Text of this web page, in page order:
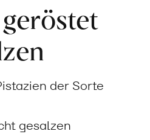
der Sorte
gesalzen